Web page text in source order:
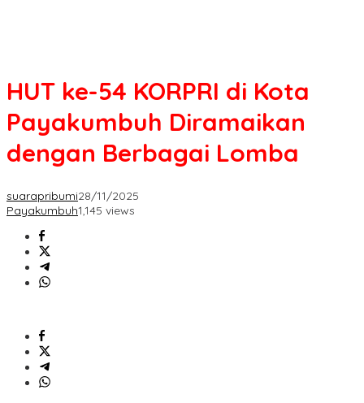
HUT ke-54 KORPRI di Kota
Payakumbuh Diramaikan
dengan Berbagai Lomba
suarapribumi28/11/2025
Payakumbuh1,145 views